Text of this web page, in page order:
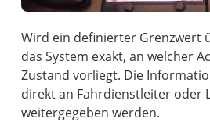
Wird ein definierter Grenzwert
das System exakt, an welcher
Zustand vorliegt. Die
direkt an Fahrdienstleiter oder
weitergegeben werden.